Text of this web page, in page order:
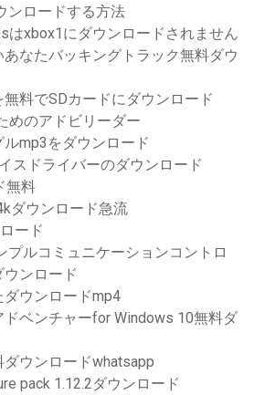
ンロードする方法
はxbox1にダウンロードされません
なたバッキングトラック無料ダウ
料でSDカードにダウンロード
めのアドビリーダー
mp3をダウンロード
スドライバーのダウンロード
無料
ダウンロード急流
ード
プルコミュニケーションコントロ
ンロード
ダウンロードmp4
ドベンチャーfor Windows 10無料ダ
ウンロードwhatsapp
pack 1.12.2ダウンロード